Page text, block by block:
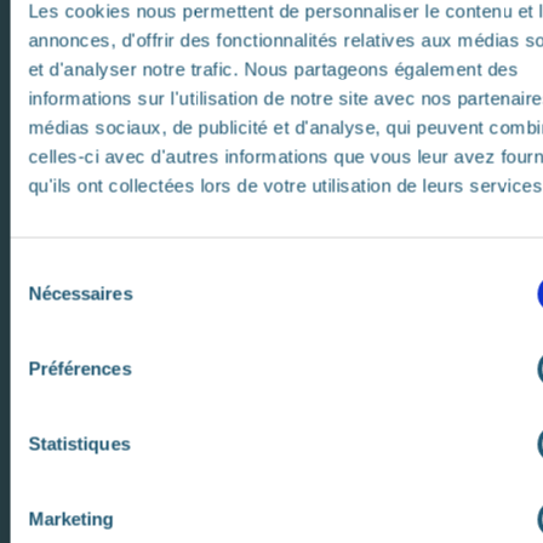
Les cookies nous permettent de personnaliser le contenu et
annonces, d'offrir des fonctionnalités relatives aux médias
et d'analyser notre trafic. Nous partageons également des
informations sur l'utilisation de notre site avec nos
médias sociaux, de publicité et d'analyse, qui peuvent
celles-ci avec d'autres informations que vous leur avez
qu'ils ont collectées lors de votre utilisation de leurs
Nécessaires
Préférences
Statistiques
Marketing
t
s
o
ts